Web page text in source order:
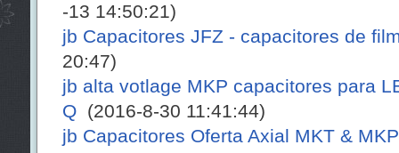
-13 14:50:21)
jb Capacitores JFZ - capacitores de
20:47)
jb alta votlage MKP capacitores para
Q(2016-8-30 11:41:44)
jb Capacitores Oferta Axial MKT &